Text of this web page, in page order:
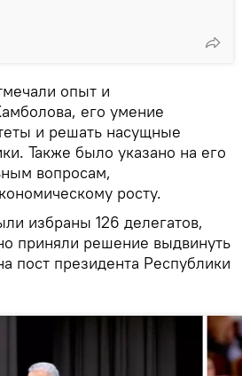
опыт и
его умение
и решать насущные
Также было указано на его
вопросам,
росту.
избраны 126 делегатов,
приняли решение выдвинуть
пост президента Республики